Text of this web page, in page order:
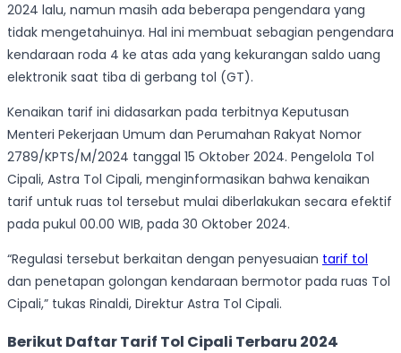
2024 lalu, namun masih ada beberapa pengendara yang
tidak mengetahuinya. Hal ini membuat sebagian pengendara
kendaraan roda 4 ke atas ada yang kekurangan saldo uang
elektronik saat tiba di gerbang tol (GT).
Kenaikan tarif ini didasarkan pada terbitnya Keputusan
Menteri Pekerjaan Umum dan Perumahan Rakyat Nomor
2789/KPTS/M/2024 tanggal 15 Oktober 2024. Pengelola Tol
Cipali, Astra Tol Cipali, menginformasikan bahwa kenaikan
tarif untuk ruas tol tersebut mulai diberlakukan secara efektif
pada pukul 00.00 WIB, pada 30 Oktober 2024.
“Regulasi tersebut berkaitan dengan penyesuaian tarif tol
dan penetapan golongan kendaraan bermotor pada ruas Tol
Cipali,” tukas Rinaldi, Direktur Astra Tol Cipali.
Berikut Daftar Tarif Tol Cipali Terbaru 2024